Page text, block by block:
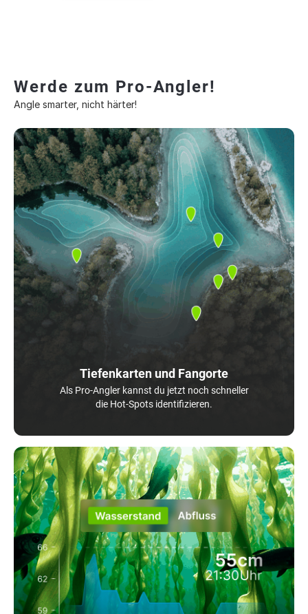
Werde zum Pro-Angler!
Angle smarter, nicht härter!
Tiefenkarten und Fangorte
Als Pro-Angler kannst du jetzt noch schneller
die Hot-Spots identifizieren.